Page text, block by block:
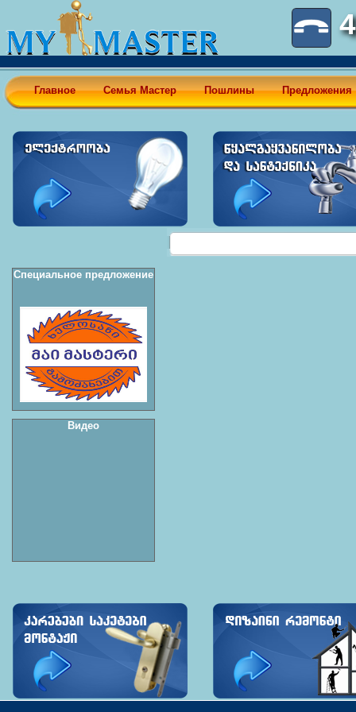
Главное Семья Мастер Пошлины Предложения
Специальное предложение
Видео